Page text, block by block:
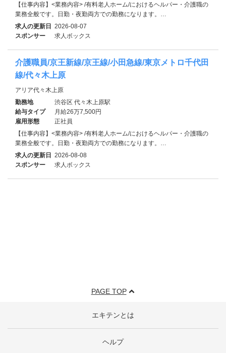
【仕事内容】<業務内容> /有料老人ホーム/におけるヘルパー・介護職の
業務全般です。日勤・夜勤両方での勤務になります。…
求人の更新日 2026-08-07
スポンサー
求人ボックス
介護職員/京王新線/京王線/小田急線/東京メトロ千代田
線/代々木上原
アリア代々木上原
勤務地
渋谷区 代々木上原駅
給与タイプ
月給26万7,500円
雇用形態
正社員
【仕事内容】<業務内容> /有料老人ホーム/におけるヘルパー・介護職の
業務全般です。日勤・夜勤両方での勤務になります。…
求人の更新日 2026-08-08
スポンサー
求人ボックス
PAGE TOP
エキテンとは
ヘルプ